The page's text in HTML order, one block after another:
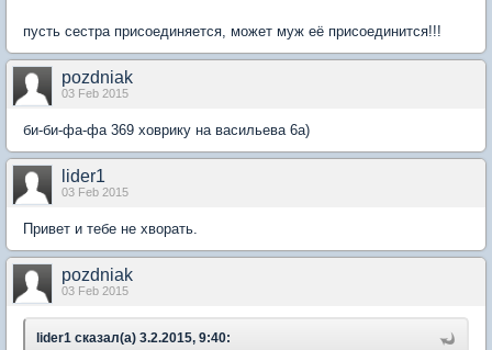
пусть сестра присоединяется, может муж её присоединится!!!
pozdniak
03 Feb 2015
би-би-фа-фа 369 ховрику на васильева 6а)
lider1
03 Feb 2015
Привет и тебе не хворать.
pozdniak
03 Feb 2015
lider1 сказал(а) 3.2.2015, 9:40: